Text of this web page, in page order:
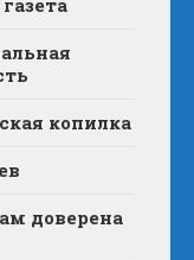
копилка
доверена